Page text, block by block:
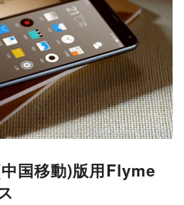
国移動)版用Flyme